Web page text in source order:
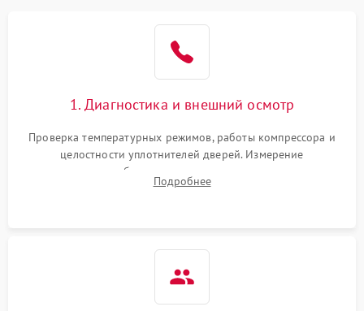
работе
2000 ₽ Подробнее →
1000 ₽
1800 ₽
1. Диагностика и внешний осмотр
Проверка температурных режимов, работы компрессора и
целостности уплотнителей дверей. Измерение
сопротивления обмоток мотора, проверка термостата и
считывание кодов ошибок с электронного дисплея.
Подробнее